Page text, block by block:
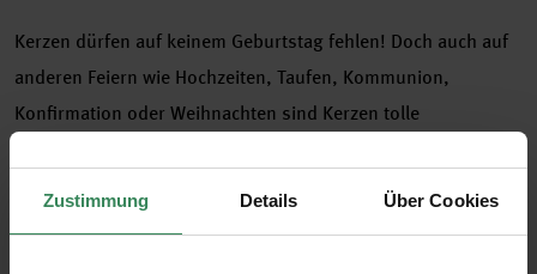
Zustimmung Details Über Cookies
Kerzen dürfen auf keinem Geburtstag fehlen! Doch auch auf
anderen Feiern wie Hochzeiten, Taufen, Kommunion,
Konfirmation oder Weihnachten sind Kerzen tolle
Dekorationselement. Die breite Auswahl an unterschiedlichen